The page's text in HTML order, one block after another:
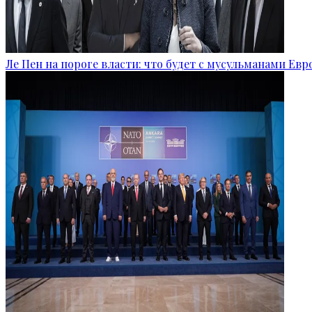
Ле Пен на пороге власти: что будет с мусульманами